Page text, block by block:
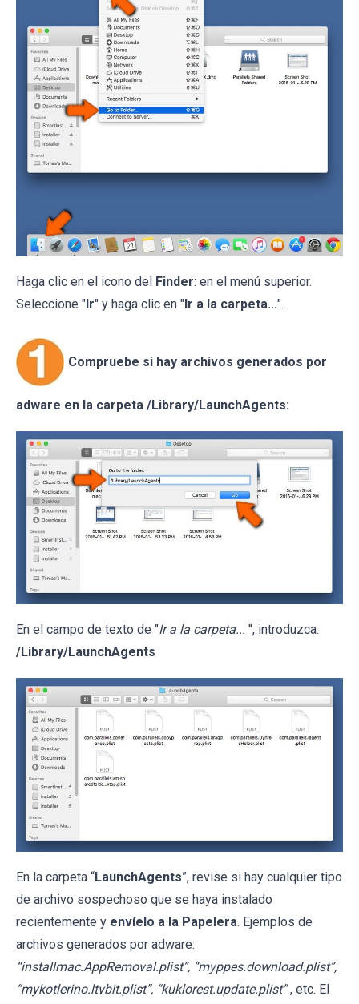
Haga clic en el icono del Finder: en el menú superior.
Seleccione " Ir" y haga clic en " Ir a la carpeta...".
Compruebe si hay archivos generados por
adware en la carpeta /Library/LaunchAgents:
En el campo de texto de "Ir a la carpeta... ", introduzca:
/Library/LaunchAgents
En la carpeta “LaunchAgents”, revise si hay cualquier tipo
de archivo sospechoso que se haya instalado
recientemente y envíelo a la Papelera. Ejemplos de
archivos generados por adware:
“installmac.AppRemoval.plist”, “myppes.download.plist”,
“mykotlerino.ltvbit.plist”, “kuklorest.update.plist” , etc. El